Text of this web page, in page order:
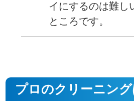
イにするのは難し
ところです。
プロのクリーニン